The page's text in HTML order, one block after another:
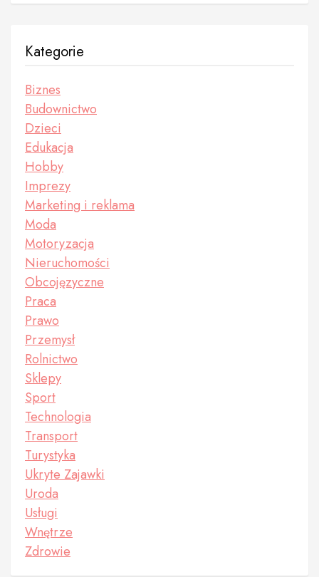
Kategorie
Biznes
Budownictwo
Dzieci
Edukacja
Hobby
Imprezy
Marketing i reklama
Moda
Motoryzacja
Nieruchomości
Obcojęzyczne
Praca
Prawo
Przemysł
Rolnictwo
Sklepy
Sport
Technologia
Transport
Turystyka
Ukryte Zajawki
Uroda
Usługi
Wnętrze
Zdrowie